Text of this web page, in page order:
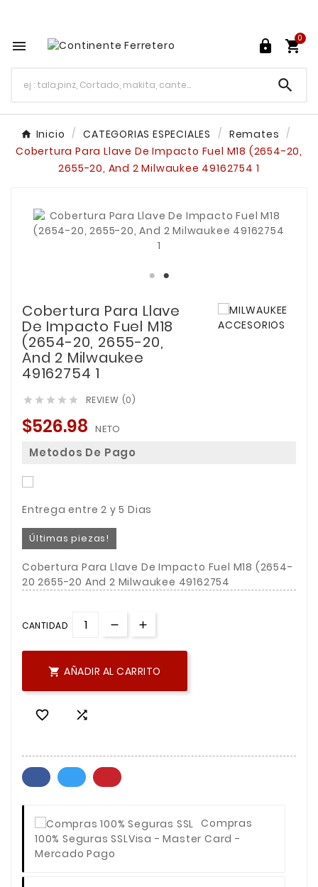
  
0

Inicio CATEGORIAS ESPECIALES
Remates
Cobertura Para Llave De Impacto Fuel M18 (2654-20,
2655-20, And 2 Milwaukee 49162754 1
Cobertura Para Llave
De Impacto Fuel M18
(2654-20, 2655-20,
And 2 Milwaukee
49162754 1
     REVIEW (0)
$526.98 NETO
Metodos De Pago
Entrega entre 2 y 5 Dias
Últimas piezas!
Cobertura Para Llave De Impacto Fuel M18 (2654-
20 2655-20 And 2 Milwaukee 49162754
CANTIDAD
 AÑADIR AL CARRITO
 
Compras
100% Seguras SSLVisa - Master Card -
Mercado Pago